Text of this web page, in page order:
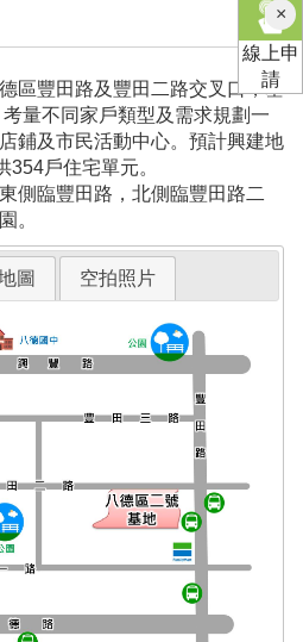
區豐田路及豐田二路交叉口，基
量不同家戶類型及需求規劃一
鋪及市民活動中心。預計興建地
354戶住宅單元。
側臨豐田路，北側臨豐田路二
。
圖 空拍照片
×關
閉
線上申
請